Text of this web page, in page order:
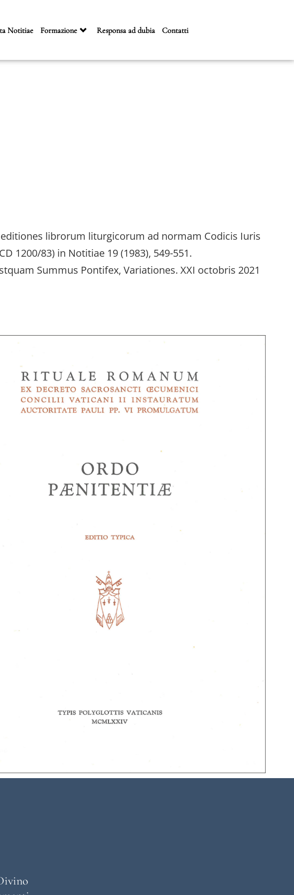
Notitiae Formazione Responsa ad dubia Contatti
librorum liturgicorum ad normam Codicis Iuris
1200/83) in Notitiae 19 (1983), 549-551.
Summus Pontifex, Variationes. XXI octobris 2021